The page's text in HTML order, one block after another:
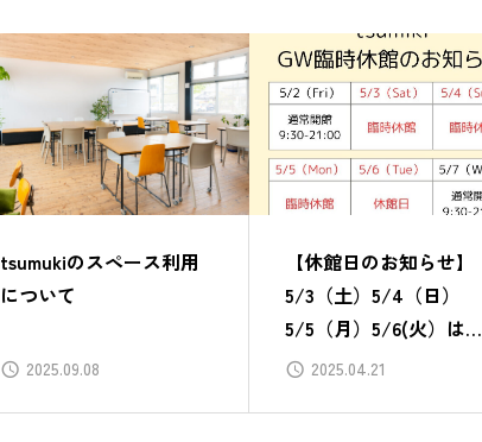
tsumukiのスペース利用
について
2025.09.08
【休館日のお知らせ】
5/3（土）5/4（日）
5/5（月）5/6(火）は、
臨時休館いたします
2025.04.21